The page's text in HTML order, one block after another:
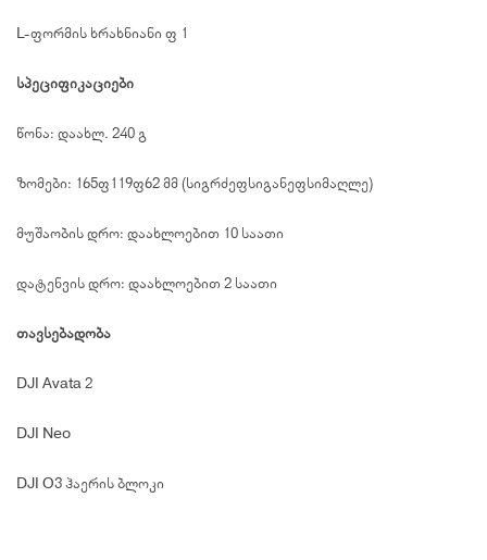
L-ფორმის ხრახნიანი × 1
სპეციფიკაციები
წონა: დაახლ. 240 გ
ზომები: 165×119×62 მმ (სიგრძე×სიგანე×სიმაღლე)
მუშაობის დრო: დაახლოებით 10 საათი
დატენვის დრო: დაახლოებით 2 საათი
თავსებადობა
DJI Avata 2
DJI Neo
DJI O3 ჰაერის ბლოკი